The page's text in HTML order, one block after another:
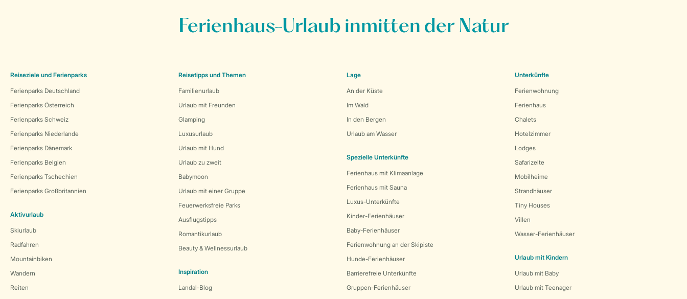
Ferienhaus-Urlaub inmitten der Natur
Reiseziele und Ferienparks
Ferienparks Deutschland
Ferienparks Österreich
Ferienparks Schweiz
Ferienparks Niederlande
Ferienparks Dänemark
Ferienparks Belgien
Ferienparks Tschechien
Ferienparks Großbritannien
Aktivurlaub
Skiurlaub
Radfahren
Mountainbiken
Wandern
Reiten
Reisetipps und Themen
Familienurlaub
Urlaub mit Freunden
Glamping
Luxusurlaub
Urlaub mit Hund
Urlaub zu zweit
Babymoon
Urlaub mit einer Gruppe
Feuerwerksfreie Parks
Ausflugstipps
Romantikurlaub
Beauty & Wellnessurlaub
Inspiration
Landal-Blog
Lage
An der Küste
Im Wald
In den Bergen
Urlaub am Wasser
Spezielle Unterkünfte
Ferienhaus mit Klimaanlage
Ferienhaus mit Sauna
Luxus-Unterkünfte
Kinder-Ferienhäuser
Baby-Ferienhäuser
Ferienwohnung an der Skipiste
Hunde-Ferienhäuser
Barrierefreie Unterkünfte
Gruppen-Ferienhäuser
Unterkünfte
Ferienwohnung
Ferienhaus
Chalets
Hotelzimmer
Lodges
Safarizelte
Mobilheime
Strandhäuser
Tiny Houses
Villen
Wasser-Ferienhäuser
Urlaub mit Kindern
Urlaub mit Baby
Urlaub mit Teenager